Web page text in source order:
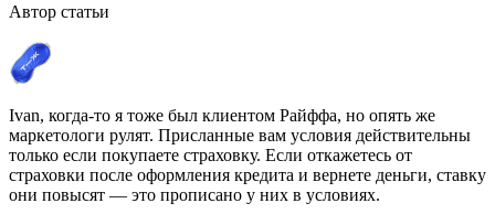
Автор статьи
Ivan, когда-то я тоже был клиентом Райффа, но опять же
маркетологи рулят. Присланные вам условия действительны
только если покупаете страховку. Если откажетесь от
страховки после оформления кредита и вернете деньги, ставку
они повысят — это прописано у них в условиях.